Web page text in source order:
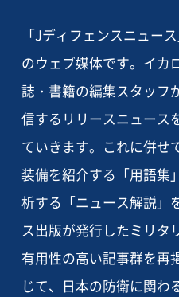
「Jディフェンスニュー
のウェブ媒体です。イカ
誌・書籍の編集スタッフ
信するリリースニュース
ていきます。これに併せ
装備を紹介する「用語集
析する「ニュース解説」
ス出版が発行したミリタ
有用性の高い記事群を再
じて、日本の防衛に関わ